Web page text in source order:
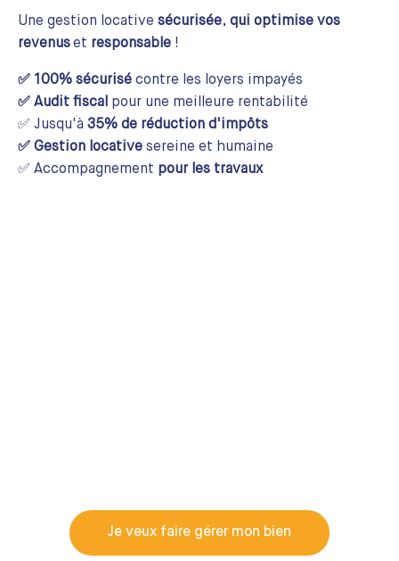
Une gestion locative sécurisée, qui optimise vos
revenuset responsable !
✅ 100% sécurisé contre les loyers impayés
✅ Audit fiscal pour une meilleure rentabilité
✅ Jusqu'à 35% de réduction d'impôts
✅ Gestion locative sereine et humaine
✅ Accompagnement pour les travaux
Je veux faire gérer mon bien